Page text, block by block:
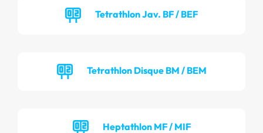
Tetrathlon Jav. BF / BEF
Tetrathlon Disque BM / BEM
Heptathlon MF / MIF